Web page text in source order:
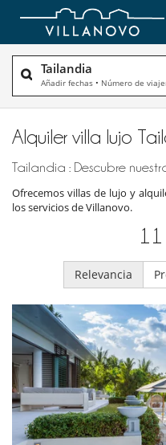
Tailandia
Añadir fechas • Número de
Alquiler villa lujo
Tailandia : Descubre
Ofrecemos villas de lujo y
los servicios de Villanovo.
11
Relevancia